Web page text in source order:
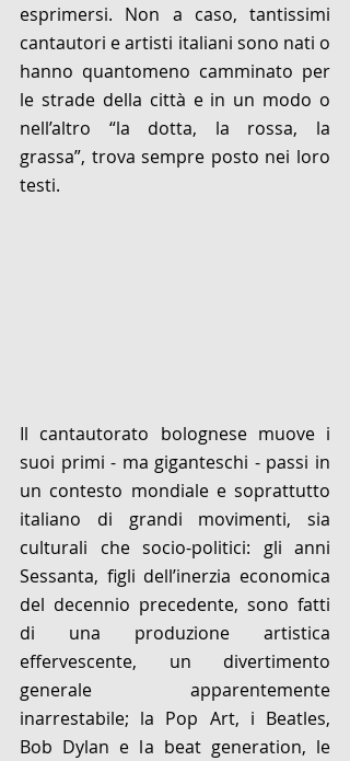
esprimersi. Non a caso, tantissimi
cantautori e artisti italiani sono nati o
hanno quantomeno camminato per
le strade della città e in un modo o
nell’altro “la dotta, la rossa, la
grassa”, trova sempre posto nei loro
testi.
Il cantautorato bolognese muove i
suoi primi - ma giganteschi - passi in
un contesto mondiale e soprattutto
italiano di grandi movimenti, sia
culturali che socio-politici: gli anni
Sessanta, figli dell’inerzia economica
del decennio precedente, sono fatti
di una produzione artistica
effervescente, un divertimento
generale apparentemente
inarrestabile; la Pop Art, i Beatles,
Bob Dylan e la beat generation, le